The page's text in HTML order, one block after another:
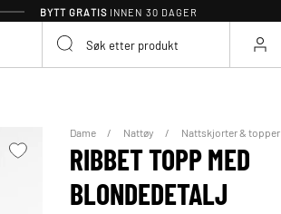
BYTT GRATISINNEN 30 DAGER
Dame Nattøy Nattskjorter & topper
RIBBET TOPP MED
BLONDEDETALJ